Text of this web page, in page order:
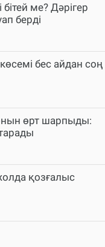
бітей ме? Дәрігер
берді
бес айдан соң
өрт шарпыды:
қозғалыс